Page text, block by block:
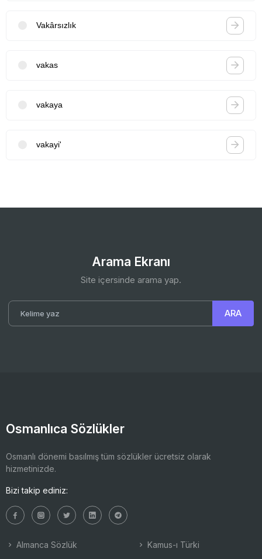
Vakârsızlık
vakas
vakaya
vakayi'
Arama Ekranı
Site içersinde arama yap.
Osmanlıca Sözlükler
Osmanlı dönemi basılmış tüm sözlükler ücretsiz olarak
hizmetinizde.
Bizi takip ediniz:
Almanca Sözlük Kamus-ı Türki